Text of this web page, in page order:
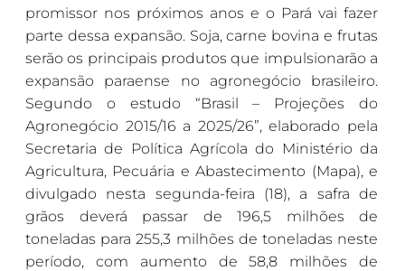
promissor nos próximos anos e o Pará vai fazer
parte dessa expansão. Soja, carne bovina e frutas
serão os principais produtos que impulsionarão a
expansão paraense no agronegócio brasileiro.
Segundo o estudo “Brasil – Projeções do
Agronegócio 2015/16 a 2025/26”, elaborado pela
Secretaria de Política Agrícola do Ministério da
Agricultura, Pecuária e Abastecimento (Mapa), e
divulgado nesta segunda-feira (18), a safra de
grãos deverá passar de 196,5 milhões de
toneladas para 255,3 milhões de toneladas neste
período, com aumento de 58,8 milhões de